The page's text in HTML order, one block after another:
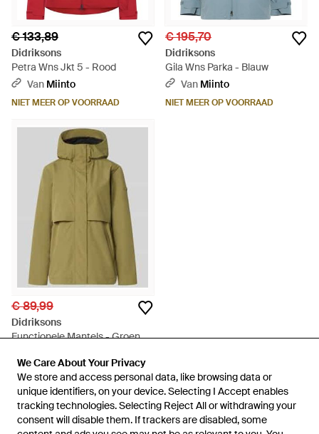
We Care About Your Privacy
We store and access personal data, like browsing data or
unique identifiers, on your device. Selecting I Accept enables
tracking technologies. Selecting Reject All or withdrawing your
consent will disable them. If trackers are disabled, some
We Care About Your Privacy
We store and access personal data, like browsing data or
unique identifiers, on your device. Selecting I Accept enables
tracking technologies. Selecting Reject All or withdrawing your
consent will disable them. If trackers are disabled, some
€ 133,89
Didriksons
Petra Wns Jkt 5 - Rood
Van Miinto
NIET MEER OP VOORRAAD
€ 195,70
Didriksons
Gila Wns Parka - Blauw
Van Miinto
NIET MEER OP VOORRAAD
€ 89,99
Didriksons
Functionele Mantels - Groen
NIET MEER OP VOORRAAD